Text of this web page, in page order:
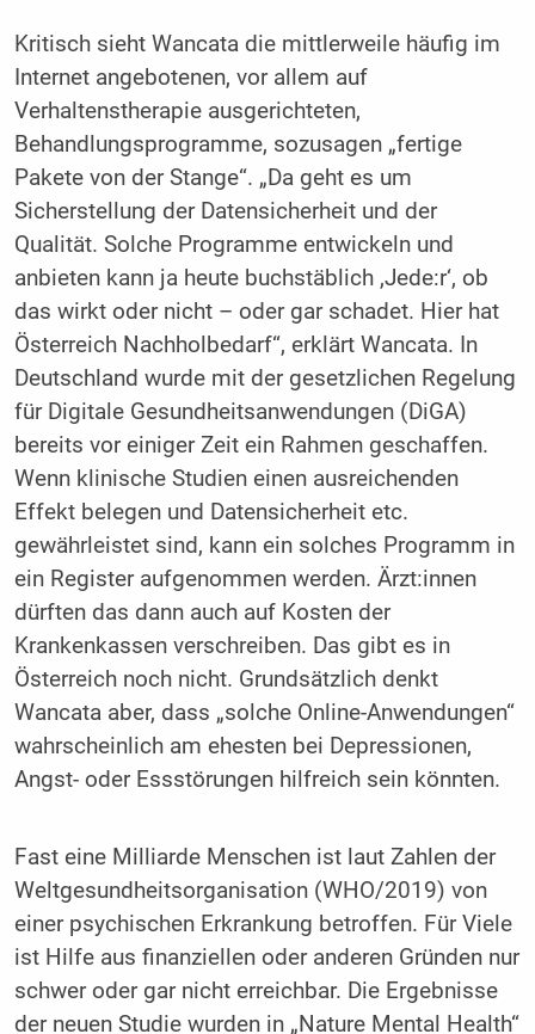
Kritisch sieht Wancata die mittlerweile häufig im
Internet angebotenen, vor allem auf
Verhaltenstherapie ausgerichteten,
Behandlungsprogramme, sozusagen „fertige
Pakete von der Stange“. „Da geht es um
Sicherstellung der Datensicherheit und der
Qualität. Solche Programme entwickeln und
anbieten kann ja heute buchstäblich ,Jede:r‘, ob
das wirkt oder nicht – oder gar schadet. Hier hat
Österreich Nachholbedarf“, erklärt Wancata. In
Deutschland wurde mit der gesetzlichen Regelung
für Digitale Gesundheitsanwendungen (DiGA)
bereits vor einiger Zeit ein Rahmen geschaffen.
Wenn klinische Studien einen ausreichenden
Effekt belegen und Datensicherheit etc.
gewährleistet sind, kann ein solches Programm in
ein Register aufgenommen werden. Ärzt:innen
dürften das dann auch auf Kosten der
Krankenkassen verschreiben. Das gibt es in
Österreich noch nicht. Grundsätzlich denkt
Wancata aber, dass „solche Online-Anwendungen“
wahrscheinlich am ehesten bei Depressionen,
Angst- oder Essstörungen hilfreich sein könnten.
Fast eine Milliarde Menschen ist laut Zahlen der
Weltgesundheitsorganisation (WHO/2019) von
einer psychischen Erkrankung betroffen. Für Viele
ist Hilfe aus finanziellen oder anderen Gründen nur
schwer oder gar nicht erreichbar. Die Ergebnisse
der neuen Studie wurden in „Nature Mental Health“